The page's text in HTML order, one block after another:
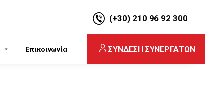
(+30) 210 96 92 300
Επικοινωνία ΣΥΝΔΕΣΗ ΣΥΝΕΡΓΑΤΩΝ